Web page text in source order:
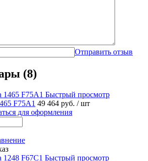
Отправить отзыв
(8)
Быстрый просмотр
F75A1 49 464 руб. / шт
для оформления
Быстрый просмотр